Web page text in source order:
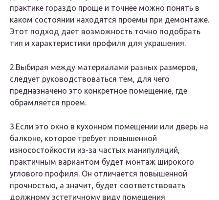
практике гораздо проще и точнее можно понять в
каком состоянии находятся проемы при демонтаже.
Этот подход дает возможность точно подобрать
тип и характеристики профиля для украшения.
2.Выбирая между материалами разных размеров,
следует руководствоваться тем, для чего
предназначено это конкретное помещение, где
обрамляется проем.
3.Если это окно в кухонном помещении или дверь на
балконе, которое требует повышенной
износостойкости из-за частых манипуляций,
практичным вариантом будет монтаж широкого
углового профиля. Он отличается повышенной
прочностью, а значит, будет соответствовать
должному эстетичному виду помещения